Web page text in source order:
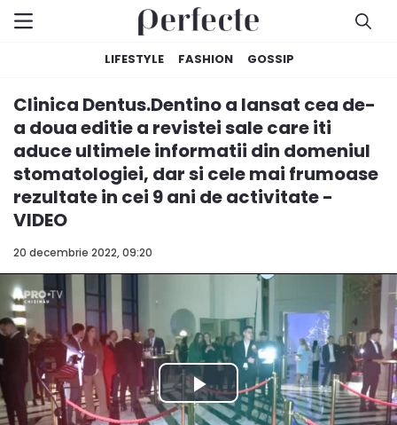
LIFESTYLE FASHION GOSSIP
20 decembrie 2022, 09:20
Clinica Dentus.Dentino a lansat cea de-
a doua editie a revistei sale care iti
aduce ultimele informatii din domeniul
stomatologiei, dar si cele mai frumoase
rezultate in cei 9 ani de activitate -
VIDEO